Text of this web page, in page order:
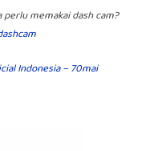
memakai dash cam?
Indonesia – 70mai